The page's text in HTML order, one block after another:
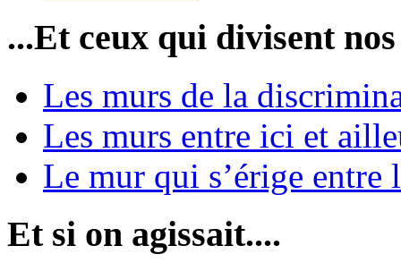
...Et ceux qui divisent nos
Les murs de la
Les murs entre ici et
Le mur qui s’érige entre
Et si on agissait....